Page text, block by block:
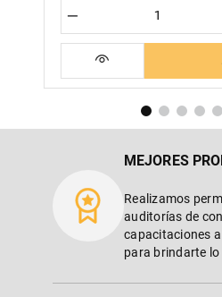
－
MEJORES
Realizamos
auditorías de
capacitaciones
para brindarte lo